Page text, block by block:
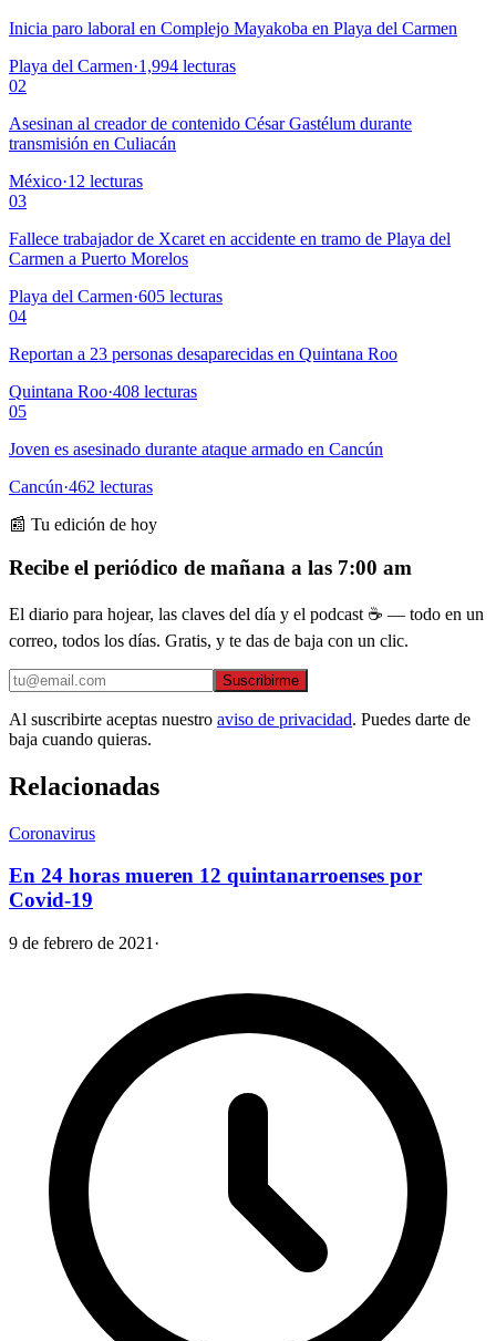
Inicia paro laboral en Complejo Mayakoba en Playa del Carmen
Playa del Carmen·1,994 lecturas
02
Asesinan al creador de contenido César Gastélum durante
transmisión en Culiacán
México·12 lecturas
03
Fallece trabajador de Xcaret en accidente en tramo de Playa del
Carmen a Puerto Morelos
Playa del Carmen·605 lecturas
04
Reportan a 23 personas desaparecidas en Quintana Roo
Quintana Roo·408 lecturas
05
Joven es asesinado durante ataque armado en Cancún
Cancún·462 lecturas
📰 Tu edición de hoy
Recibe el periódico de mañana a las 7:00 am
El diario para hojear, las claves del día y el podcast ☕ — todo en un
correo, todos los días. Gratis, y te das de baja con un clic.
Suscribirme
Al suscribirte aceptas nuestro aviso de privacidad. Puedes darte de
baja cuando quieras.
Relacionadas
Coronavirus
En 24 horas mueren 12 quintanarroenses por
Covid-19
9 de febrero de 2021 ·